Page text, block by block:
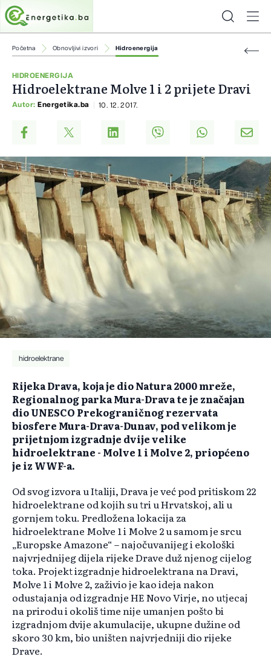
Početna Obnovljivi izvori Hidroenergija
HIDROENERGIJA
Hidroelektrane Molve 1 i 2 prijete Dravi
Autor: Energetika.ba 10. 12. 2017.
hidroelektrane
Rijeka Drava, koja je dio Natura 2000 mreže,
Regionalnog parka Mura-Drava te je značajan
dio UNESCO Prekograničnog rezervata
biosfere Mura-Drava-Dunav, pod velikom je
prijetnjom izgradnje dvije velike
hidroelektrane - Molve 1 i Molve 2, priopćeno
je iz WWF-a.
Od svog izvora u Italiji, Drava je već pod pritiskom 22
hidroelektrane od kojih su tri u Hrvatskoj, ali u
gornjem toku. Predložena lokacija za
hidroelektrane Molve 1 i Molve 2 u samom je srcu
„Europske Amazone“ – najočuvanijeg i ekološki
najvrjednijeg dijela rijeke Drave duž njenog cijelog
toka. Projekt izgradnje hidroelektrana na Dravi,
Molve 1 i Molve 2, zaživio je kao ideja nakon
odustajanja od izgradnje HE Novo Virje, no utjecaj
na prirodu i okoliš time nije umanjen pošto bi
izgradnjom dvije akumulacije, ukupne dužine od
skoro 30 km, bio uništen najvrjedniji dio rijeke
Drave.